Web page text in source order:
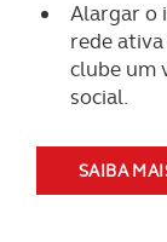
dados
consentimento
necessário no
tecnologias
experiência de
Alargar o
rede
clube um
social.
SAIBA